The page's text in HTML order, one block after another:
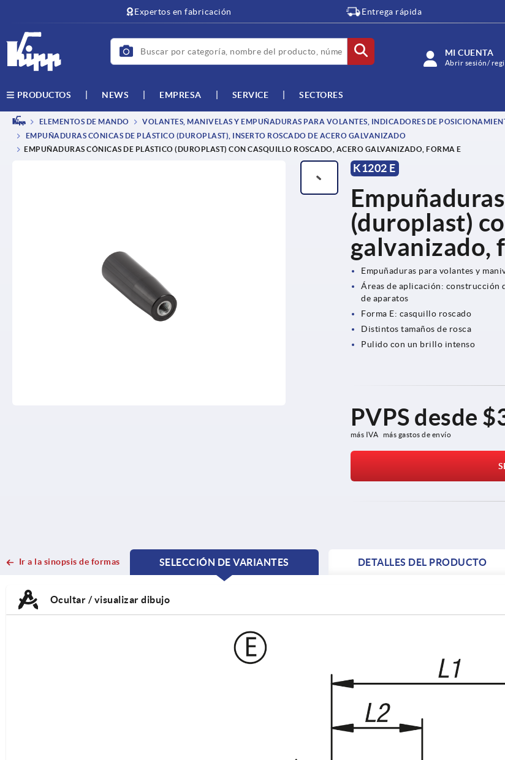
Expertos en fabricación Entrega rápida
MI CUENTA
Abrir sesión/
PRODUCTOS NEWS EMPRESA SERVICE SECTORES
ELEMENTOS DE MANDO VOLANTES, MANIVELAS Y EMPUÑADURAS PARA VOLANTES, INDICADORES DE
EMPUÑADURAS CÓNICAS DE PLÁSTICO (DUROPLAST), INSERTO ROSCADO DE ACERO GALVANIZADO
EMPUÑADURAS CÓNICAS DE PLÁSTICO (DUROPLAST) CON CASQUILLO ROSCADO, ACERO GALVANIZADO, FORMA E
K1202 E
(duroplast)
galvanizado,
Empuñaduras para volantes y
Áreas de aplicación: construcción
de aparatos
Forma E: casquillo roscado
Distintos tamaños de rosca
Pulido con un brillo intenso
PVPS desde
más IVA más gastos de envío
Ir a la sinopsis de formas
SELECCIÓN DE VARIANTES
CURRENT
CURRENT
DETALLES DEL PRODUCTO
Ocultar / visualizar dibujo